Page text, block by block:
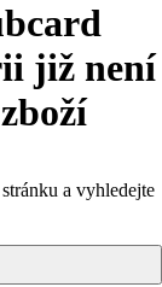
již není
a vyhledejte